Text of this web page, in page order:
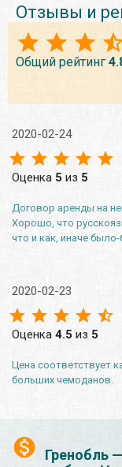
Гренобль
Отзывы и
Общий рейтинг
2020-02-24
Оценка 5 из 5
Договор аренды на
Хорошо, что
что и как, иначе
2020-02-23
Оценка 4.5 из 5
Цена соответствует
больших чемоданов.